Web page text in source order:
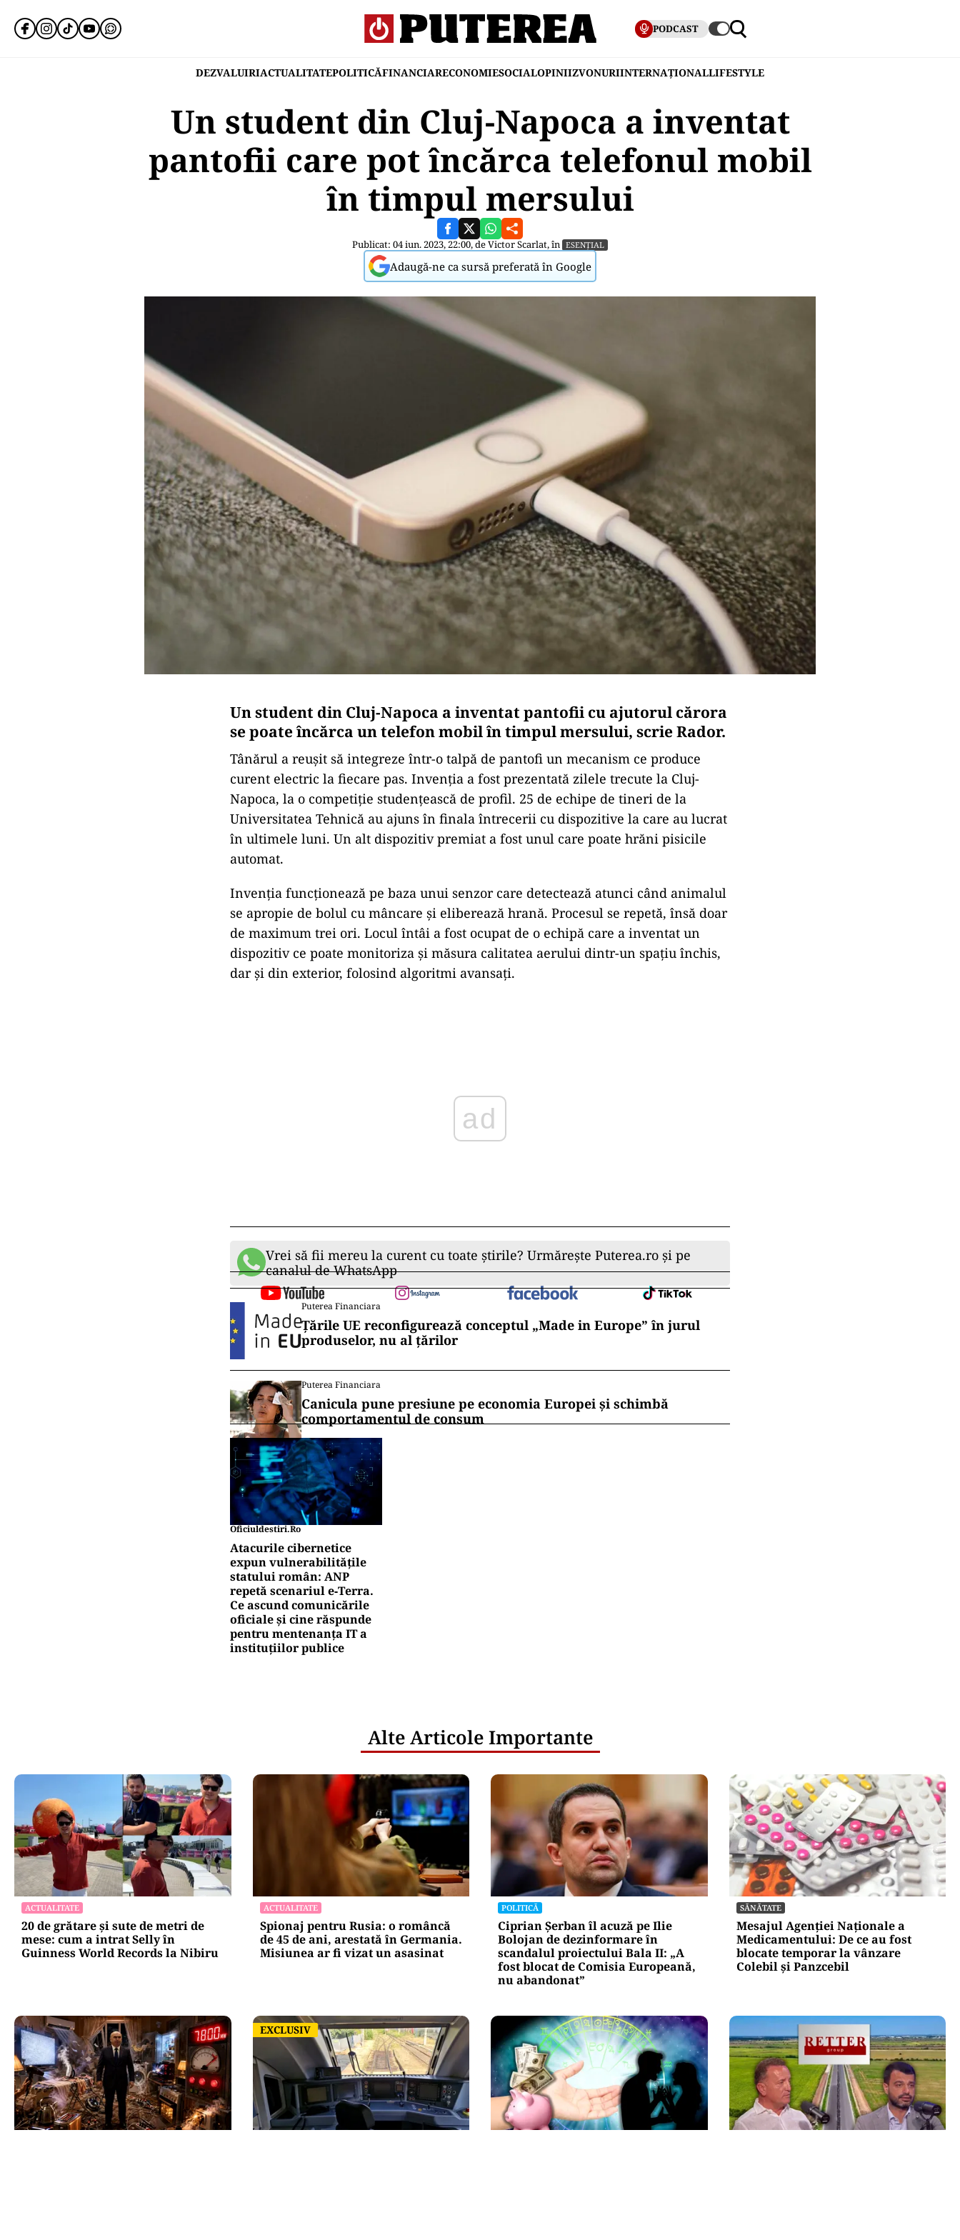
PODCAST
DEZVALUIRIACTUALITATEPOLITICĂFINANCIARECONOMIESOCIALOPINIIZVONURIINTERNAȚIONALLIFESTYLE
Un student din Cluj-Napoca a inventat
pantofii care pot încărca telefonul mobil
în timpul mersului
Publicat: 04 iun. 2023, 22:00, deVictor Scarlat, în ESENȚIAL
Adaugă-ne ca sursă preferată în Google
Un student din Cluj-Napoca a inventat pantofii cu ajutorul cărora
se poate încărca un telefon mobil în timpul mersului, scrie Rador.
Tânărul a reușit să integreze într-o talpă de pantofi un mecanism ce produce
curent electric la fiecare pas. Invenția a fost prezentată zilele trecute la Cluj-
Napoca, la o competiție studențească de profil. 25 de echipe de tineri de la
Universitatea Tehnică au ajuns în finala întrecerii cu dispozitive la care au lucrat
în ultimele luni. Un alt dispozitiv premiat a fost unul care poate hrăni pisicile
automat.
Invenția funcționează pe baza unui senzor care detectează atunci când animalul
se apropie de bolul cu mâncare și eliberează hrană. Procesul se repetă, însă doar
de maximum trei ori. Locul întâi a fost ocupat de o echipă care a inventat un
dispozitiv ce poate monitoriza și măsura calitatea aerului dintr-un spațiu închis,
dar și din exterior, folosind algoritmi avansați.
Vrei să fii mereu la curent cu toate știrile? Urmărește Puterea.ro și pe
canalul de WhatsApp
Puterea Financiara
Țările UE reconfigurează conceptul „Made in Europe” în jurul
produselor, nu al țărilor
Puterea Financiara
Canicula pune presiune pe economia Europei și schimbă
comportamentul de consum
Oficiuldestiri.ro
Atacurile cibernetice
expun vulnerabilitățile
statului român: ANP
repetă scenariul e‑Terra.
Ce ascund comunicările
oficiale și cine răspunde
pentru mentenanța IT a
instituțiilor publice
Alte Articole Importante
ACTUALITATE
20 de grătare și sute de metri de
mese: cum a intrat Selly în
Guinness World Records la Nibiru
ACTUALITATE
Spionaj pentru Rusia: o româncă
de 45 de ani, arestată în Germania.
Misiunea ar fi vizat un asasinat
POLITICĂ
Ciprian Șerban îl acuză pe Ilie
Bolojan de dezinformare în
scandalul proiectului Bala II: „A
fost blocat de Comisia Europeană,
nu abandonat”
SĂNĂTATE
Mesajul Agenției Naționale a
Medicamentului: De ce au fost
blocate temporar la vânzare
Colebil și Panzcebil
EXCLUSIV
EXCLUSIV